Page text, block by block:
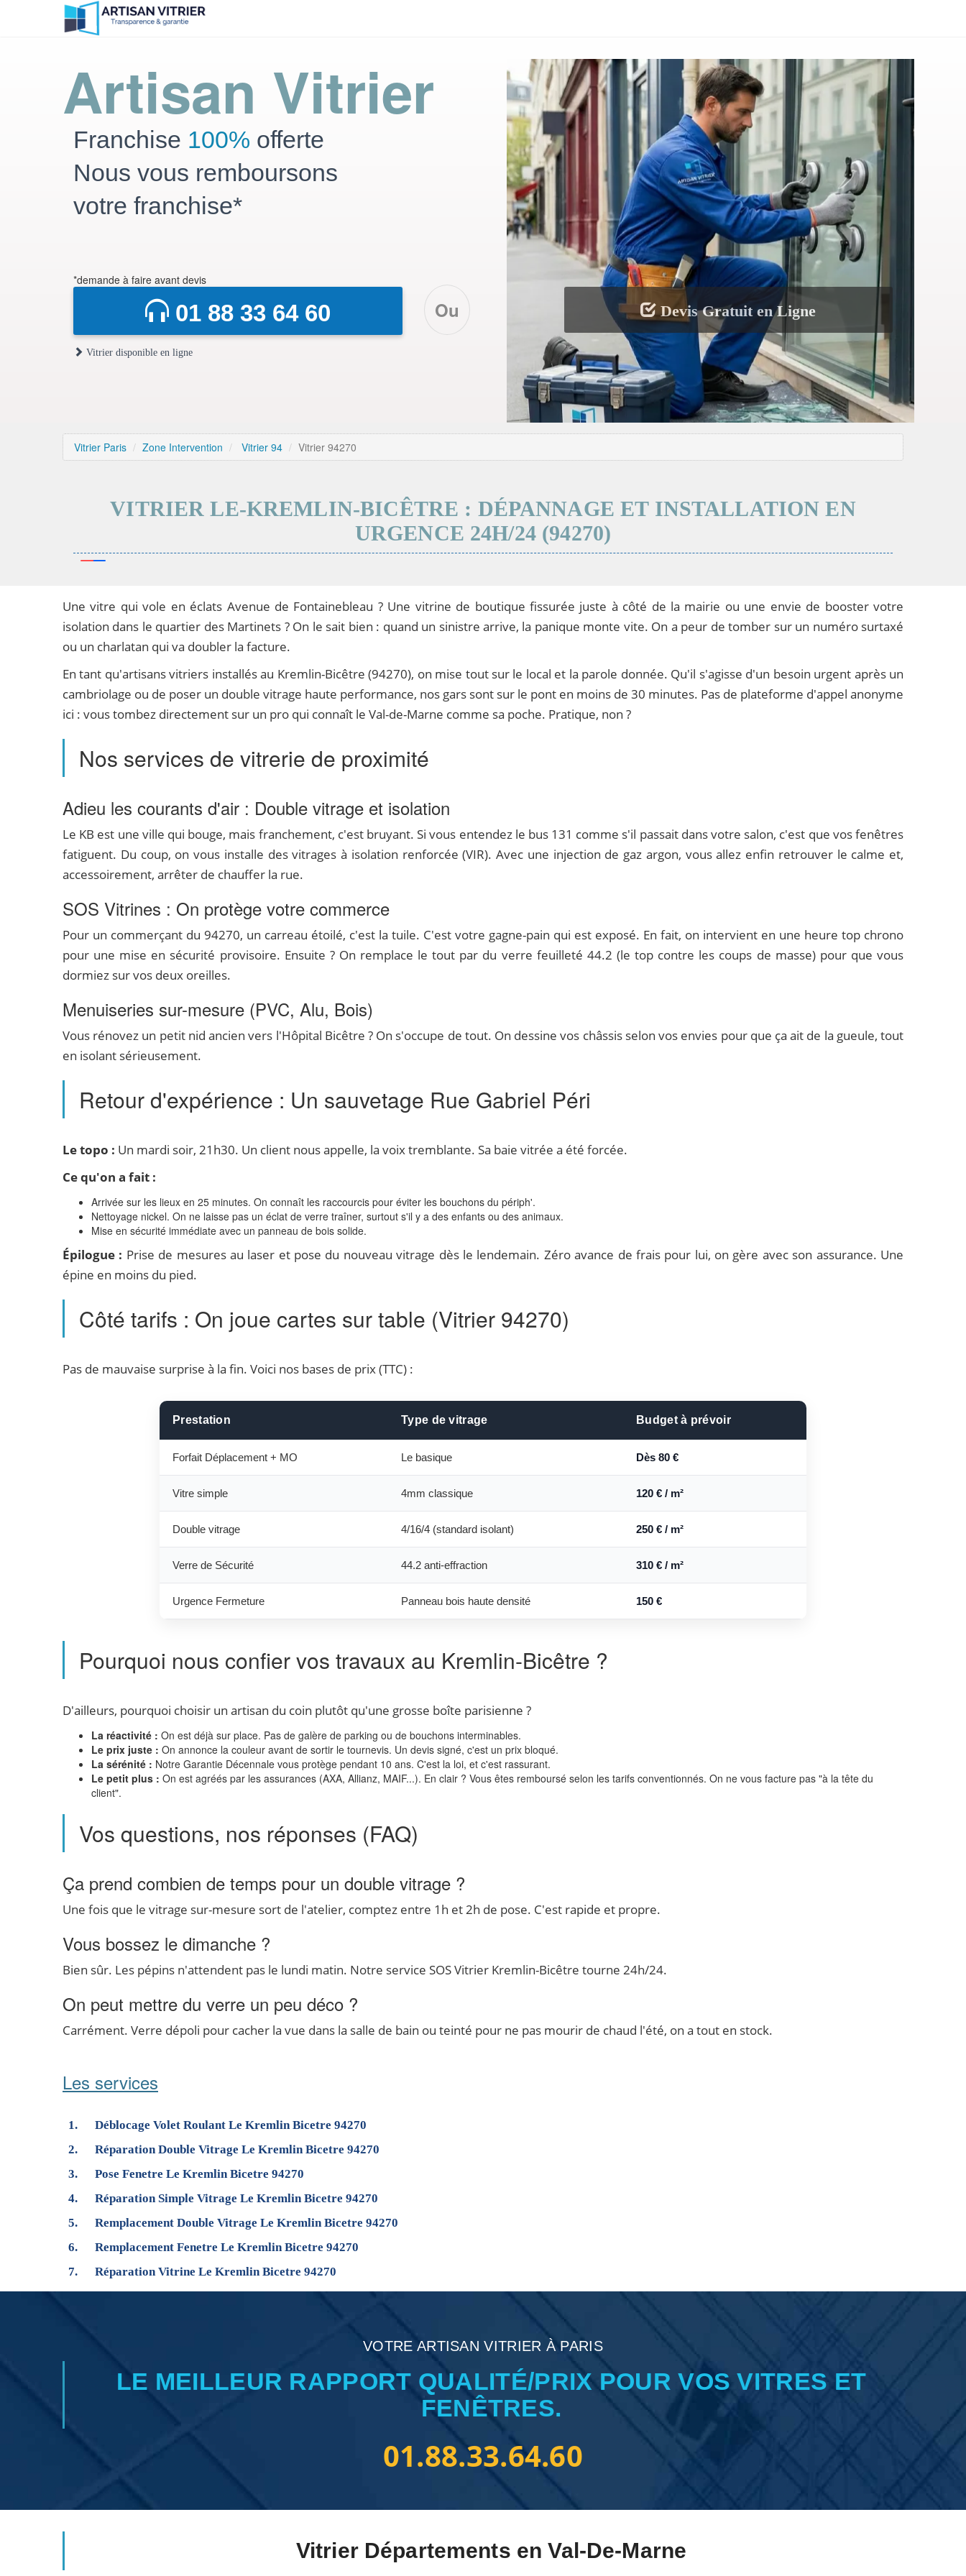
Artisan Vitrier
Franchise 100% offerte
Nous vous remboursons
votre franchise*
*demande à faire avant devis
01 88 33 64 60
Vitrier disponible en ligne
Ou Devis Gratuit en Ligne
Vitrier Paris Zone Intervention Vitrier 94 Vitrier 94270
VITRIER LE-KREMLIN-BICÊTRE : DÉPANNAGE ET INSTALLATION EN
URGENCE 24H/24 (94270)
Une vitre qui vole en éclats Avenue de Fontainebleau ? Une vitrine de boutique fissurée juste à côté de la mairie ou une envie de booster votre
isolation dans le quartier des Martinets ? On le sait bien : quand un sinistre arrive, la panique monte vite. On a peur de tomber sur un numéro surtaxé
ou un charlatan qui va doubler la facture.
En tant qu'artisans vitriers installés au Kremlin-Bicêtre (94270), on mise tout sur le local et la parole donnée. Qu'il s'agisse d'un besoin urgent après un
cambriolage ou de poser un double vitrage haute performance, nos gars sont sur le pont en moins de 30 minutes. Pas de plateforme d'appel anonyme
ici : vous tombez directement sur un pro qui connaît le Val-de-Marne comme sa poche. Pratique, non ?
Nos services de vitrerie de proximité
Adieu les courants d'air : Double vitrage et isolation
Le KB est une ville qui bouge, mais franchement, c'est bruyant. Si vous entendez le bus 131 comme s'il passait dans votre salon, c'est que vos fenêtres
fatiguent. Du coup, on vous installe des vitrages à isolation renforcée (VIR). Avec une injection de gaz argon, vous allez enfin retrouver le calme et,
accessoirement, arrêter de chauffer la rue.
SOS Vitrines : On protège votre commerce
Pour un commerçant du 94270, un carreau étoilé, c'est la tuile. C'est votre gagne-pain qui est exposé. En fait, on intervient en une heure top chrono
pour une mise en sécurité provisoire. Ensuite ? On remplace le tout par du verre feuilleté 44.2 (le top contre les coups de masse) pour que vous
dormiez sur vos deux oreilles.
Menuiseries sur-mesure (PVC, Alu, Bois)
Vous rénovez un petit nid ancien vers l'Hôpital Bicêtre ? On s'occupe de tout. On dessine vos châssis selon vos envies pour que ça ait de la gueule, tout
en isolant sérieusement.
Retour d'expérience : Un sauvetage Rue Gabriel Péri
Le topo : Un mardi soir, 21h30. Un client nous appelle, la voix tremblante. Sa baie vitrée a été forcée.
Ce qu'on a fait :
Arrivée sur les lieux en 25 minutes. On connaît les raccourcis pour éviter les bouchons du périph'.
Nettoyage nickel. On ne laisse pas un éclat de verre traîner, surtout s'il y a des enfants ou des animaux.
Mise en sécurité immédiate avec un panneau de bois solide.
Épilogue : Prise de mesures au laser et pose du nouveau vitrage dès le lendemain. Zéro avance de frais pour lui, on gère avec son assurance. Une
épine en moins du pied.
Côté tarifs : On joue cartes sur table (Vitrier 94270)
Pas de mauvaise surprise à la fin. Voici nos bases de prix (TTC) :
Prestation Type de vitrage Budget à prévoir
Forfait Déplacement + MO Le basique Dès 80 €
Vitre simple 4mm classique 120 € / m²
Double vitrage 4/16/4 (standard isolant) 250 € / m²
Verre de Sécurité 44.2 anti-effraction 310 € / m²
Urgence Fermeture Panneau bois haute densité 150 €
Pourquoi nous confier vos travaux au Kremlin-Bicêtre ?
D'ailleurs, pourquoi choisir un artisan du coin plutôt qu'une grosse boîte parisienne ?
La réactivité : On est déjà sur place. Pas de galère de parking ou de bouchons interminables.
Le prix juste : On annonce la couleur avant de sortir le tournevis. Un devis signé, c'est un prix bloqué.
La sérénité : Notre Garantie Décennale vous protège pendant 10 ans. C'est la loi, et c'est rassurant.
Le petit plus : On est agréés par les assurances (AXA, Allianz, MAIF...). En clair ? Vous êtes remboursé selon les tarifs conventionnés. On ne vous facture pas "à la tête du
client".
Vos questions, nos réponses (FAQ)
Ça prend combien de temps pour un double vitrage ?
Une fois que le vitrage sur-mesure sort de l'atelier, comptez entre 1h et 2h de pose. C'est rapide et propre.
Vous bossez le dimanche ?
Bien sûr. Les pépins n'attendent pas le lundi matin. Notre service SOS Vitrier Kremlin-Bicêtre tourne 24h/24.
On peut mettre du verre un peu déco ?
Carrément. Verre dépoli pour cacher la vue dans la salle de bain ou teinté pour ne pas mourir de chaud l'été, on a tout en stock.
Les services
Déblocage Volet Roulant Le Kremlin Bicetre 94270
Réparation Double Vitrage Le Kremlin Bicetre 94270
Pose Fenetre Le Kremlin Bicetre 94270
Réparation Simple Vitrage Le Kremlin Bicetre 94270
Remplacement Double Vitrage Le Kremlin Bicetre 94270
Remplacement Fenetre Le Kremlin Bicetre 94270
Réparation Vitrine Le Kremlin Bicetre 94270
VOTRE ARTISAN VITRIER À PARIS
LE MEILLEUR RAPPORT QUALITÉ/PRIX POUR VOS VITRES ET
FENÊTRES.
01.88.33.64.60
Vitrier Départements en Val-De-Marne